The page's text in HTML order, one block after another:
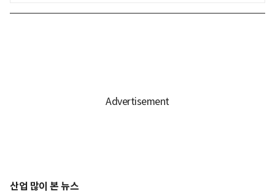
산업 많이 본 뉴스